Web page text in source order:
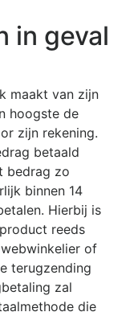
in geval
maakt van zijn
hoogste de
zijn rekening.
betaald
bedrag zo
binnen 14
Hierbij is
reeds
of
terugzending
zal
die